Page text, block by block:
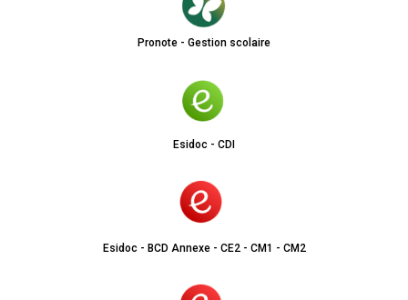
Pronote - Gestion scolaire
Esidoc - CDI
Esidoc - BCD Annexe - CE2 - CM1 - CM2